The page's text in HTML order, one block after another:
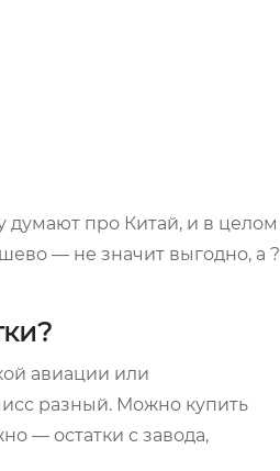
думают про Китай, и в целом
— не значит выгодно, а ?
авиации или
разный. Можно купить
— остатки с завода,